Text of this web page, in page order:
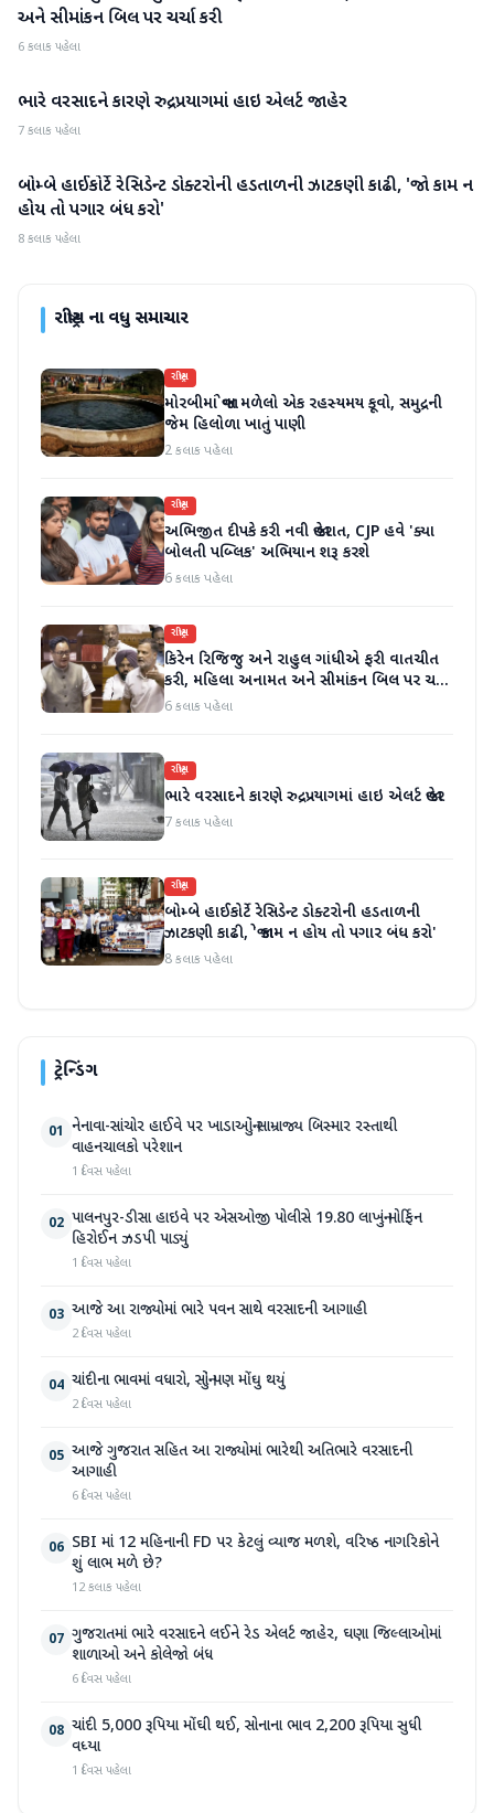
અને સીમાંકન બિલ પર ચર્ચા કરી
6 કલાક પહેલા
રાષ્ટ્રીય
ભારે વરસાદને કારણે રુદ્રપ્રયાગમાં હાઇ એલર્ટ જાહેર
7 કલાક પહેલા
રાષ્ટ્રીય
બોમ્બે હાઈકોર્ટે રેસિડેન્ટ ડોક્ટરોની હડતાળની ઝાટકણી કાઢી, 'જો કામ ન
હોય તો પગાર બંધ કરો'
8 કલાક પહેલા
રાષ્ટ્રીયના વધુ સમાચાર
રાષ્ટ્રીય
મોરબીમાં જોવા મળેલો એક રહસ્યમય કૂવો, સમુદ્રની
જેમ હિલોળા ખાતું પાણી
2 કલાક પહેલા
રાષ્ટ્રીય
અભિજીત દીપકે કરી નવી જાહેરાત, CJP હવે 'ક્યા
બોલતી પબ્લિક' અભિયાન શરૂ કરશે
6 કલાક પહેલા
રાષ્ટ્રીય
કિરેન રિજિજુ અને રાહુલ ગાંધીએ ફરી વાતચીત
કરી, મહિલા અનામત અને સીમાંકન બિલ પર ચર્ચા
કરી
6 કલાક પહેલા
રાષ્ટ્રીય
ભારે વરસાદને કારણે રુદ્રપ્રયાગમાં હાઇ એલર્ટ જાહેર
7 કલાક પહેલા
રાષ્ટ્રીય
બોમ્બે હાઈકોર્ટે રેસિડેન્ટ ડોક્ટરોની હડતાળની
ઝાટકણી કાઢી, 'જો કામ ન હોય તો પગાર બંધ કરો'
8 કલાક પહેલા
ટ્રેન્ડિંગ
01 નેનાવા-સાંચોર હાઈવે પર ખાડાઓનું સામ્રાજ્ય બિસ્માર રસ્તાથી
વાહનચાલકો પરેશાન
1 દિવસ પહેલા
02 પાલનપુર-ડીસા હાઇવે પર એસઓજી પોલીસે 19.80 લાખનું મોર્ફિન
હિરોઈન ઝડપી પાડ્યું
1 દિવસ પહેલા
03 આજે આ રાજ્યોમાં ભારે પવન સાથે વરસાદની આગાહી
2 દિવસ પહેલા
04 ચાંદીના ભાવમાં વધારો, સોનું પણ મોંઘુ થયું
2 દિવસ પહેલા
05 આજે ગુજરાત સહિત આ રાજ્યોમાં ભારેથી અતિભારે વરસાદની
આગાહી
6 દિવસ પહેલા
06 SBI માં 12 મહિનાની FD પર કેટલું વ્યાજ મળશે, વરિષ્ઠ નાગરિકોને
શું લાભ મળે છે?
12 કલાક પહેલા
07 ગુજરાતમાં ભારે વરસાદને લઈને રેડ એલર્ટ જાહેર, ઘણા જિલ્લાઓમાં
શાળાઓ અને કોલેજો બંધ
6 દિવસ પહેલા
08 ચાંદી 5,000 રૂપિયા મોંઘી થઈ, સોનાના ભાવ 2,200 રૂપિયા સુધી
વધ્યા
1 દિવસ પહેલા